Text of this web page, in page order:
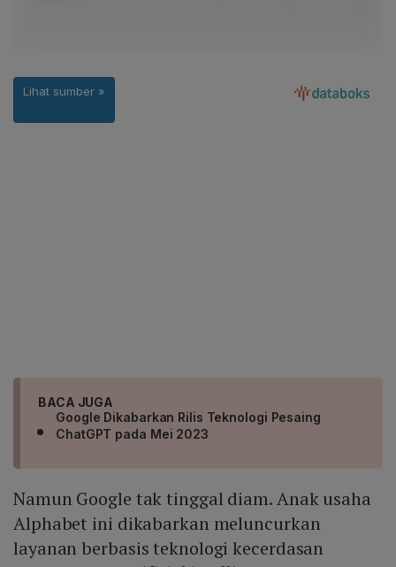
BACA JUGA
Google Dikabarkan Rilis Teknologi Pesaing
ChatGPT pada Mei 2023
Namun Google tak tinggal diam. Anak usaha
Alphabet ini dikabarkan meluncurkan
layanan berbasis teknologi kecerdasan